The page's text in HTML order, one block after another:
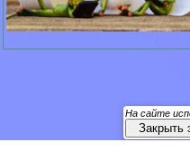
На сайте
Закрыть